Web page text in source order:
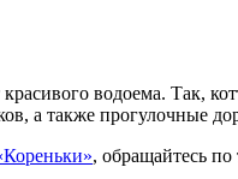
водоема. Так,
а также прогулочные
, обращайтесь